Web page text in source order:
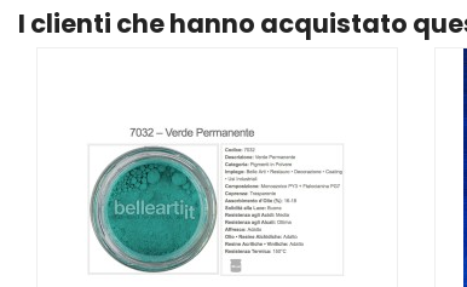
I clienti che hanno acquistato